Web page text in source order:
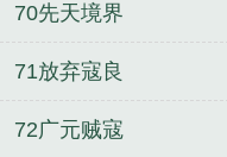
70先天境界
71放弃寇良
72广元贼寇